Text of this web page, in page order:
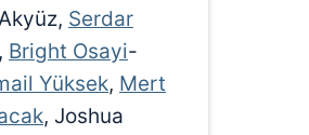
Serdar
, Bright Osayi-
Yüksek, Mert
, Joshua